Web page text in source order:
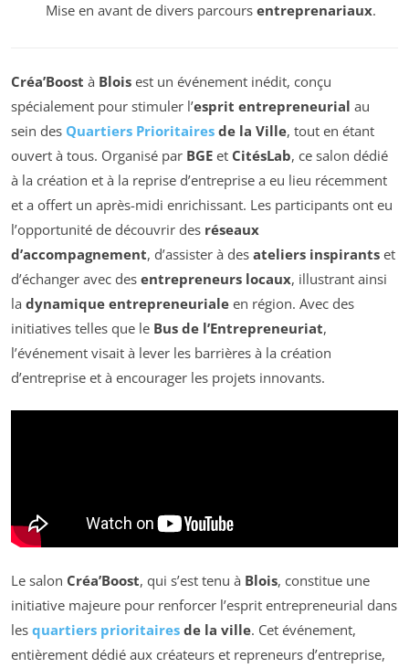
Mise en avant de divers parcours entreprenariaux.
Créa’Boost à Blois est un événement inédit, conçu
spécialement pour stimuler l’esprit entrepreneurial au
sein des Quartiers Prioritaires de la Ville, tout en étant
ouvert à tous. Organisé par BGE et CitésLab, ce salon dédié
à la création et à la reprise d’entreprise a eu lieu récemment
et a offert un après-midi enrichissant. Les participants ont eu
l’opportunité de découvrir des réseaux
d’accompagnement, d’assister à des ateliers inspirants et
d’échanger avec des entrepreneurs locaux, illustrant ainsi
la dynamique entrepreneuriale en région. Avec des
initiatives telles que le Bus de l’Entrepreneuriat,
l’événement visait à lever les barrières à la création
d’entreprise et à encourager les projets innovants.
Le salon Créa’Boost, qui s’est tenu à Blois, constitue une
initiative majeure pour renforcer l’esprit entrepreneurial dans
les quartiers prioritaires de la ville. Cet événement,
entièrement dédié aux créateurs et repreneurs d’entreprise,